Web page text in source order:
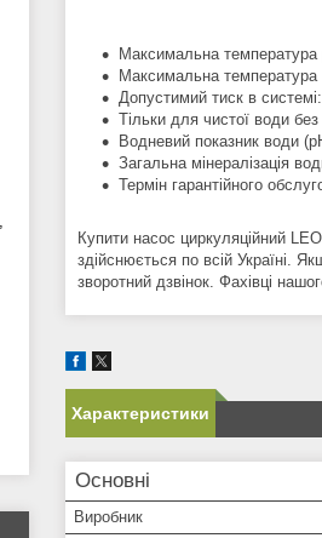
Максимальна
Максимальна
Допустимий тиск в
Тільки для чистої води
Водневий показник води
Загальна мінералізація
Термін гарантійного
Купити насос циркуляційний
здійснюється по всій Україні.
зворотний дзвінок. Фахівці
Характеристики
Основні
Виробник